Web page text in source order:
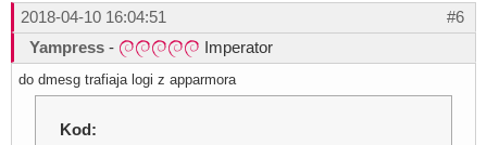
#6
2018-04-10 16:04:51
Yampress - Imperator
do dmesg trafiaja logi z apparmora
Kod: